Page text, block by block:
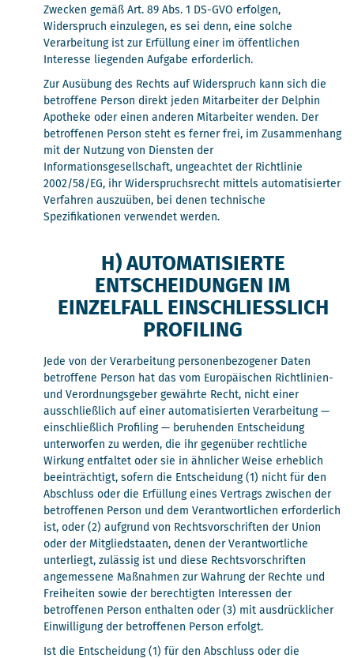
Zwecken gemäß Art. 89 Abs. 1 DS-GVO erfolgen,
Widerspruch einzulegen, es sei denn, eine solche
Verarbeitung ist zur Erfüllung einer im öffentlichen
Interesse liegenden Aufgabe erforderlich.
Zur Ausübung des Rechts auf Widerspruch kann sich die
betroffene Person direkt jeden Mitarbeiter der Delphin
Apotheke oder einen anderen Mitarbeiter wenden. Der
betroffenen Person steht es ferner frei, im Zusammenhang
mit der Nutzung von Diensten der
Informationsgesellschaft, ungeachtet der Richtlinie
2002/58/EG, ihr Widerspruchsrecht mittels automatisierter
Verfahren auszuüben, bei denen technische
Spezifikationen verwendet werden.
H) AUTOMATISIERTE
ENTSCHEIDUNGEN IM
EINZELFALL EINSCHLIESSLICH P
ROFILING
Jede von der Verarbeitung personenbezogener Daten
betroffene Person hat das vom Europäischen Richtlinien-
und Verordnungsgeber gewährte Recht, nicht einer
ausschließlich auf einer automatisierten Verarbeitung —
einschließlich Profiling — beruhenden Entscheidung
unterworfen zu werden, die ihr gegenüber rechtliche
Wirkung entfaltet oder sie in ähnlicher Weise erheblich
beeinträchtigt, sofern die Entscheidung (1) nicht für den
Abschluss oder die Erfüllung eines Vertrags zwischen der
betroffenen Person und dem Verantwortlichen erforderlich
ist, oder (2) aufgrund von Rechtsvorschriften der Union
oder der Mitgliedstaaten, denen der Verantwortliche
unterliegt, zulässig ist und diese Rechtsvorschriften
angemessene Maßnahmen zur Wahrung der Rechte und
Freiheiten sowie der berechtigten Interessen der
betroffenen Person enthalten oder (3) mit ausdrücklicher
Einwilligung der betroffenen Person erfolgt.
Ist die Entscheidung (1) für den Abschluss oder die